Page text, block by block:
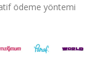
ödeme yöntemi